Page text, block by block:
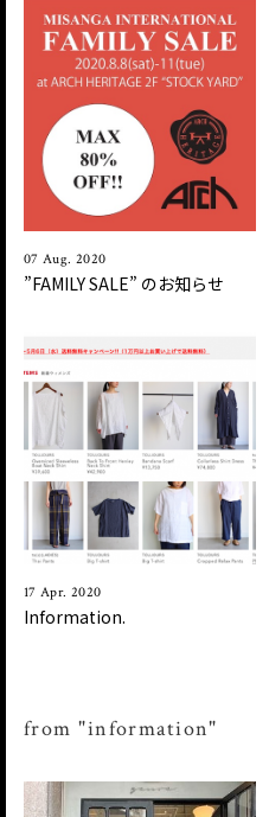
07 Aug. 2020
”FAMILY SALE ” のお知らせ
17 Apr. 2020
Information.
from "information"